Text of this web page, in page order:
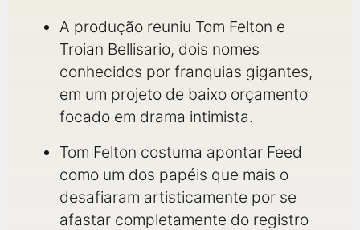
A produção reuniu Tom Felton e
Troian Bellisario, dois nomes
conhecidos por franquias gigantes,
em um projeto de baixo orçamento
focado em drama intimista.
Tom Felton costuma apontar Feed
como um dos papéis que mais o
desafiaram artisticamente por se
afastar completamente do registro